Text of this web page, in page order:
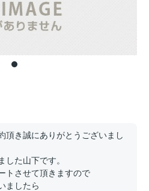
頂き誠にありがとうございまし
した山下です。
トさせて頂きますので
ましたら